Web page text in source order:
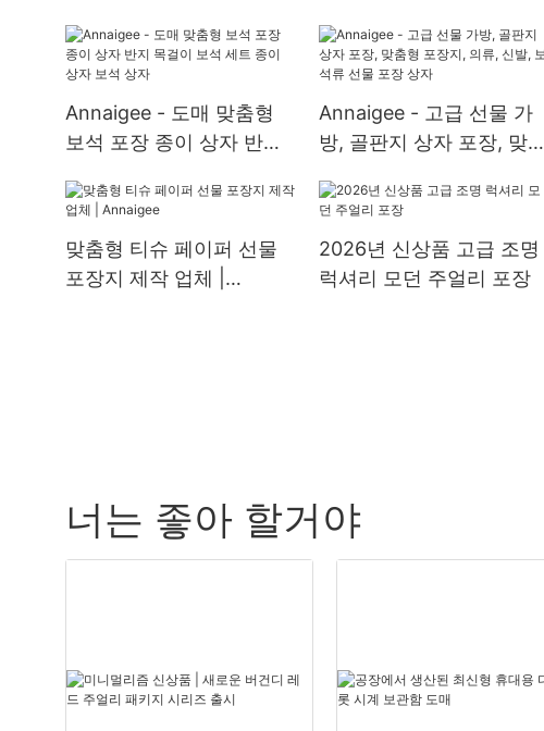
얼리 롤 케이스
Annaigee - 도매 맞춤형
보석 포장 종이 상자 반지
자 보석 상자
Annaigee - 고급 선물 가
방, 골판지 상자 포장, 맞춤
석류 선물 포장 상자
맞춤형 티슈 페이퍼 선물
포장지 제작 업체 |
2026년 신상품 고급 조명
럭셔리 모던 주얼리 포장
너는 좋아 할거야